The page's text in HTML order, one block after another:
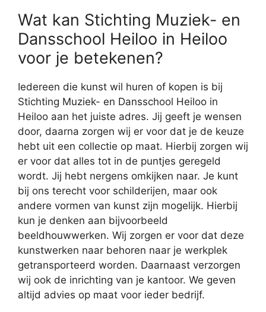
Wat kan Stichting Muziek- en
Dansschool Heiloo in Heiloo
voor je betekenen?
Iedereen die kunst wil huren of kopen is bij
Stichting Muziek- en Dansschool Heiloo in
Heiloo aan het juiste adres. Jij geeft je wensen
door, daarna zorgen wij er voor dat je de keuze
hebt uit een collectie op maat. Hierbij zorgen wij
er voor dat alles tot in de puntjes geregeld
wordt. Jij hebt nergens omkijken naar. Je kunt
bij ons terecht voor schilderijen, maar ook
andere vormen van kunst zijn mogelijk. Hierbij
kun je denken aan bijvoorbeeld
beeldhouwwerken. Wij zorgen er voor dat deze
kunstwerken naar behoren naar je werkplek
getransporteerd worden. Daarnaast verzorgen
wij ook de inrichting van je kantoor. We geven
altijd advies op maat voor ieder bedrijf.